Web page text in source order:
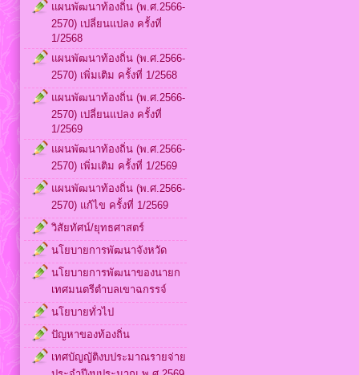
แผนพัฒนาท้องถิ่น (พ.ศ.2566-
2570) เปลี่ยนแปลง ครั้งที่
1/2568
แผนพัฒนาท้องถิ่น (พ.ศ.2566-
2570) เพิ่มเติม ครั้งที่ 1/2568
แผนพัฒนาท้องถิ่น (พ.ศ.2566-
2570) เปลี่ยนแปลง ครั้งที่
1/2569
แผนพัฒนาท้องถิ่น (พ.ศ.2566-
2570) เพิ่มเติม ครั้งที่ 1/2569
แผนพัฒนาท้องถิ่น (พ.ศ.2566-
2570) แก้ไข ครั้งที่ 1/2569
วิสัยทัศน์/ยุทธศาสตร์
นโยบายการพัฒนาจังหวัด
นโยบายการพัฒนาของนายก
เทศมนตรีตำบลเขาฉกรรจ์
นโยบายทั่วไป
ปัญหาของท้องถิ่น
เทศบัญญัติงบประมาณรายจ่าย